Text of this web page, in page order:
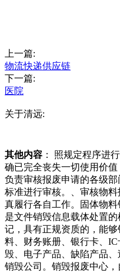
上一篇:
物流快递供应链
下一篇:
医院
关于清远:
其他内容 ： 照规定程序进
确已完全丧失一切使用价
负责审核报废申请的各级
标准进行审核。、审核物
真履行各自工作。固体物
是文件销毁信息载体处置
记，具有正规资质的，能
料、财务账册、银行卡、
毁、电子产品、缺陷产品
销毁公司。销毁报废中心